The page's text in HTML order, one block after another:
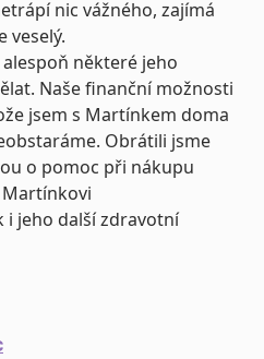
nic vážného, zajímá
veselý.
některé jeho
Naše finanční možnosti
jsem s Martínkem doma
Obrátili jsme
o pomoc při nákupu
i jeho další zdravotní